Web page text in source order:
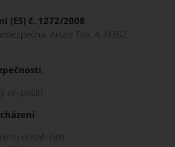
(ES) č. 1272/2008:
Acute Tox. 4, H302
:
při požití.
:
dosah dětí